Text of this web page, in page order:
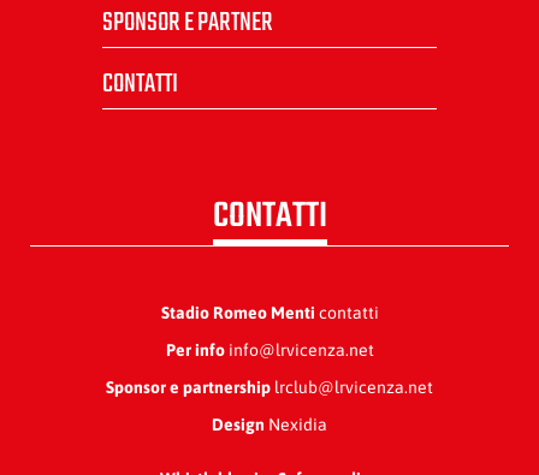
SPONSOR E PARTNER
CONTATTI
CONTATTI
Stadio Romeo Menti contatti
Per infoinfo@lrvicenza.net
Sponsor e partnership lrclub@lrvicenza.net
Design Nexidia